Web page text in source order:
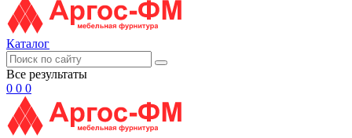
Каталог
Все результаты
0 0 0